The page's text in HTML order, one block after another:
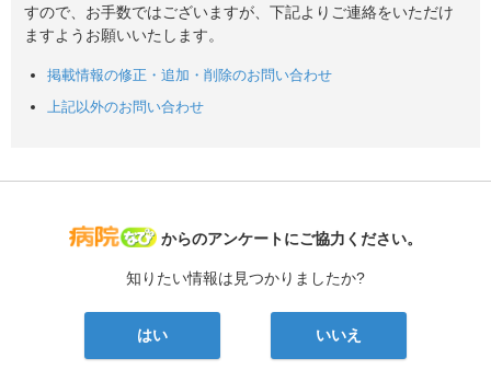
すので、お手数ではございますが、下記よりご連絡をいただけ
ますようお願いいたします。
掲載情報の修正・追加・削除のお問い合わせ
上記以外のお問い合わせ
病院なび
からのアンケートにご協力ください。
知りたい情報は見つかりましたか?
はい いいえ